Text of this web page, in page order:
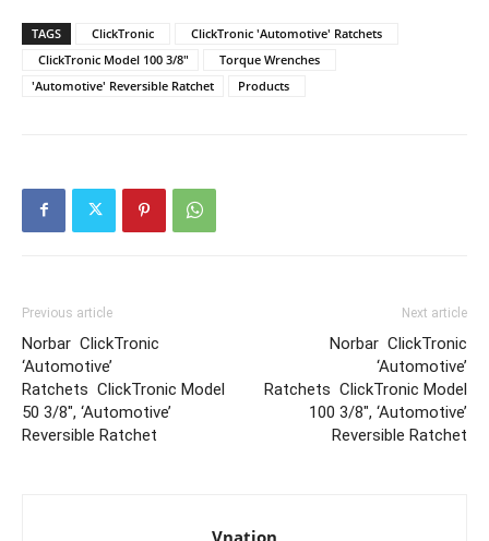
TAGS ClickTronic
ClickTronic 'Automotive' Ratchets
ClickTronic Model 100 3/8"
Torque Wrenches
'Automotive' Reversible Ratchet
Products
Previous article
Norbar ClickTronic
‘Automotive’
Ratchets ClickTronic Model
50 3/8″, ‘Automotive’
Reversible Ratchet
Next article
Norbar ClickTronic
‘Automotive’
Ratchets ClickTronic Model
100 3/8″, ‘Automotive’
Reversible Ratchet
Vnation